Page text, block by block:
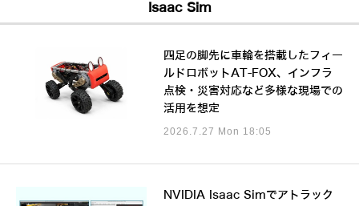
Isaac Sim
四足の脚先に車輪を搭載したフィー
ルドロボットAT-FOX、インフラ
点検・災害対応など多様な現場での
活用を想定
2026.7.27 Mon 18:05
NVIDIA Isaac Simでアトラック